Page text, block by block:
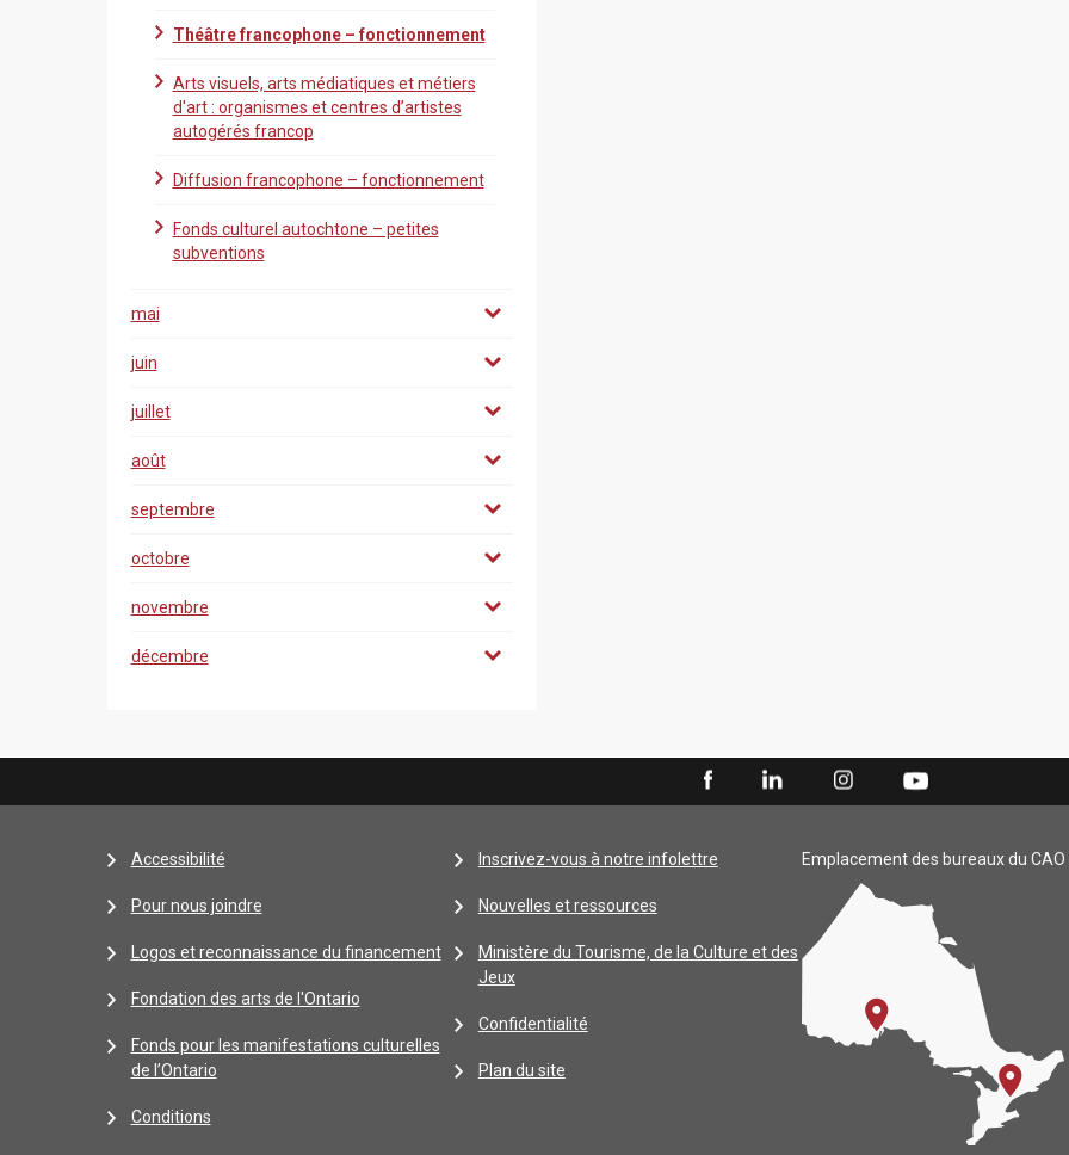
Théâtre francophone – fonctionnement
Arts visuels, arts médiatiques et métiers
d'art : organismes et centres d’artistes
autogérés francop
Diffusion francophone – fonctionnement
Fonds culturel autochtone – petites
subventions
mai
juin
juillet
août
septembre
octobre
novembre
décembre
Accessibilité
Pour nous joindre
Logos et reconnaissance du financement
Fondation des arts de l'Ontario
Fonds pour les manifestations culturelles
de l’Ontario
Conditions
Inscrivez-vous à notre infolettre
Nouvelles et ressources
Ministère du Tourisme, de la Culture et des
Jeux
Confidentialité
Plan du site
Emplacement des bureaux du CAO